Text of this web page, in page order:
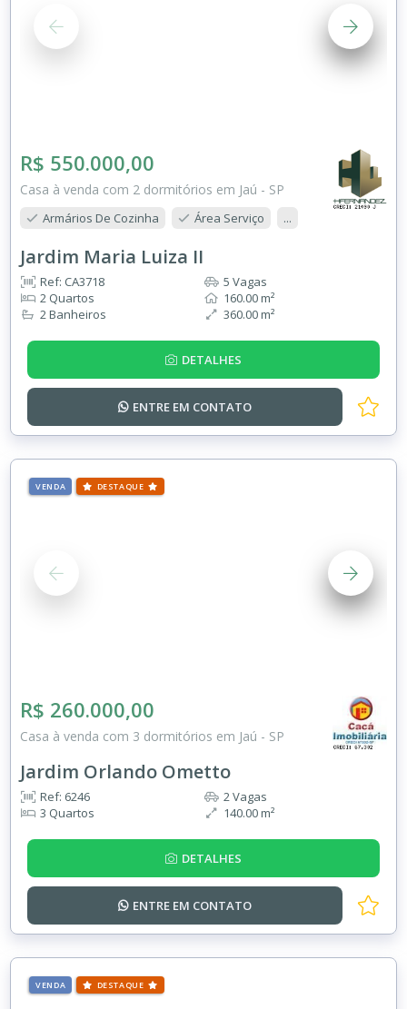
R$ 550.000,00
Casa à venda com 2 dormitórios em Jaú - SP
Armários De Cozinha Área Serviço ...
Jardim Maria Luiza II
Ref: CA3718
2 Quartos
2 Banheiros
5 Vagas
160.00 m²
360.00 m²
DETALHES
ENTRE EM CONTATO
VENDA DESTAQUE
R$ 260.000,00
Casa à venda com 3 dormitórios em Jaú - SP
Jardim Orlando Ometto
Ref: 6246
3 Quartos
2 Vagas
140.00 m²
DETALHES
ENTRE EM CONTATO
VENDA DESTAQUE